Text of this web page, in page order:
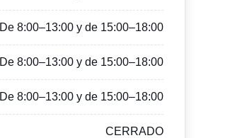
De 8:00–13:00 y de 15:00–18:00
De 8:00–13:00 y de 15:00–18:00
De 8:00–13:00 y de 15:00–18:00
CERRADO